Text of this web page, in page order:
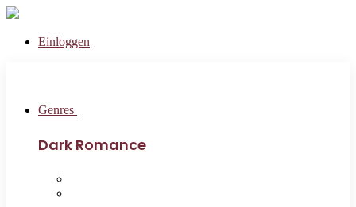
Einloggen
Genres
Dark Romance